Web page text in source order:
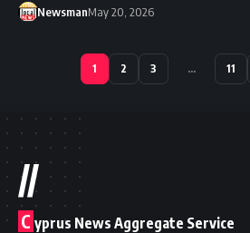
NewsmanMay 20, 2026
1 2 3 … 11
//
C yprus News Aggregate Service